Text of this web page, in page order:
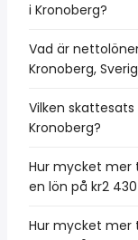
i Kronoberg?
Vad är
Kronoberg,
Vilken
Kronoberg?
Hur mycket mer
en lön på kr2
Hur mycket mer